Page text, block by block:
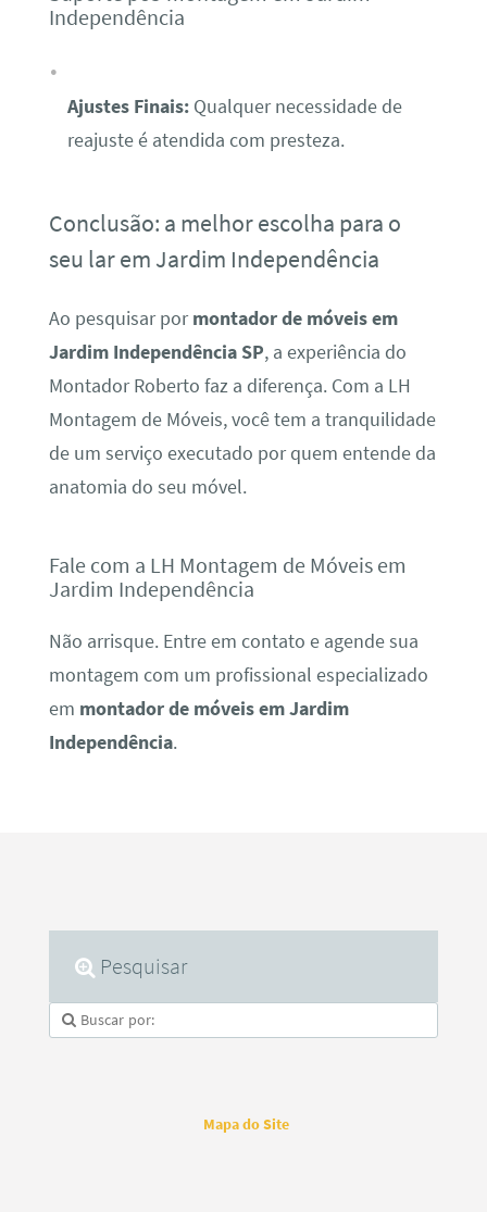
Independência
Ajustes Finais:Qualquer necessidade de
reajuste é atendida com presteza.
Conclusão: a melhor escolha para o
seu lar em Jardim Independência
Ao pesquisar pormontador de móveis em
Jardim Independência SP, a experiência do
Montador Roberto faz a diferença. Com a LH
Montagem de Móveis, você tem a tranquilidade
de um serviço executado por quem entende da
anatomia do seu móvel.
Fale com a LH Montagem de Móveis em
Jardim Independência
Não arrisque. Entre em contato e agende sua
montagem com um profissional especializado
em montador de móveis em Jardim
Independência.
Pesquisar
Mapa do Site